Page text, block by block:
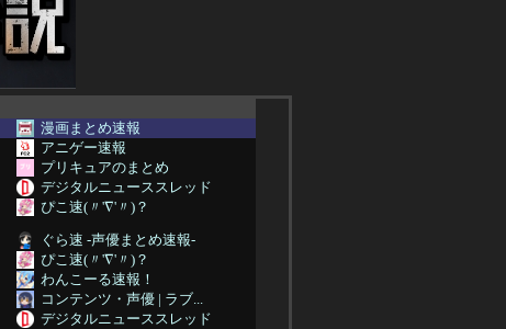
漫画まとめ速報
アニゲー速報
プリキュアのまとめ
デジタルニューススレッド
ぴこ速(〃'∇'〃)？
ぐら速 -声優まとめ速報-
ぴこ速(〃'∇'〃)？
わんこーる速報！
コンテンツ・声優 | ラブ...
デジタルニューススレッド